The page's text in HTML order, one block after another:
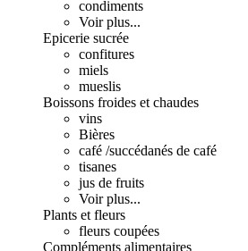
condiments
Voir plus...
Epicerie sucrée
confitures
miels
mueslis
Boissons froides et chaudes
vins
Bières
café /succédanés de café
tisanes
jus de fruits
Voir plus...
Plants et fleurs
fleurs coupées
Compléments alimentaires